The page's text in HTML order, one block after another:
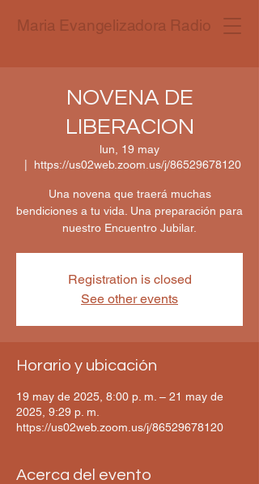
Maria Evangelizadora Radio
NOVENA DE
LIBERACION
lun, 19 may
https://us02web.zoom.us/j/86529678120
Una novena que traerá muchas
bendiciones a tu vida. Una preparación para
nuestro Encuentro Jubilar.
Registration is closed
See other events
Horario y ubicación
19 may de 2025, 8:00 p. m. – 21 may de
2025, 9:29 p. m.
https://us02web.zoom.us/j/86529678120
Acerca del evento